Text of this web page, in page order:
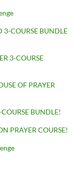
3-COURSE BUNDLE
3-COURSE
OF PRAYER
BUNDLE!
PRAYER COURSE!